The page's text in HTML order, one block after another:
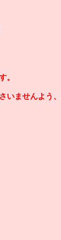
。
ませんよう、